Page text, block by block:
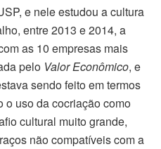
e nele estudou a cultura
entre 2013 e 2014, a
as 10 empresas mais
pelo Valor Econômico, e
sendo feito em termos
o uso da cocriação como
cultural muito grande,
não compatíveis com a